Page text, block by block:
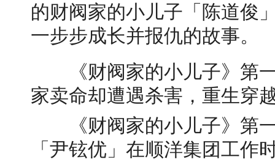
的财阀家的小儿子「陈道俊
一步步成长并报仇的故事。
《财阀家的小儿子》第一
家卖命却遭遇杀害，重生穿
《财阀家的小儿子》第一
「尹铉优」在顺洋集团工作